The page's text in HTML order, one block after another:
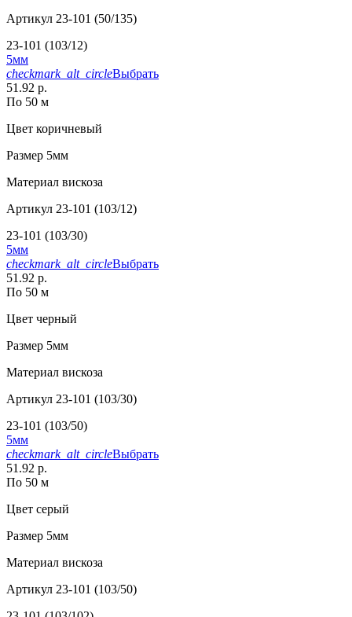
Артикул 23-101 (50/135)
23-101 (103/12)
5мм
checkmark_alt_circleВыбрать
51.92 р.
По 50 м
Цвет коричневый
Размер 5мм
Материал вискоза
Артикул 23-101 (103/12)
23-101 (103/30)
5мм
checkmark_alt_circleВыбрать
51.92 р.
По 50 м
Цвет черный
Размер 5мм
Материал вискоза
Артикул 23-101 (103/30)
23-101 (103/50)
5мм
checkmark_alt_circleВыбрать
51.92 р.
По 50 м
Цвет серый
Размер 5мм
Материал вискоза
Артикул 23-101 (103/50)